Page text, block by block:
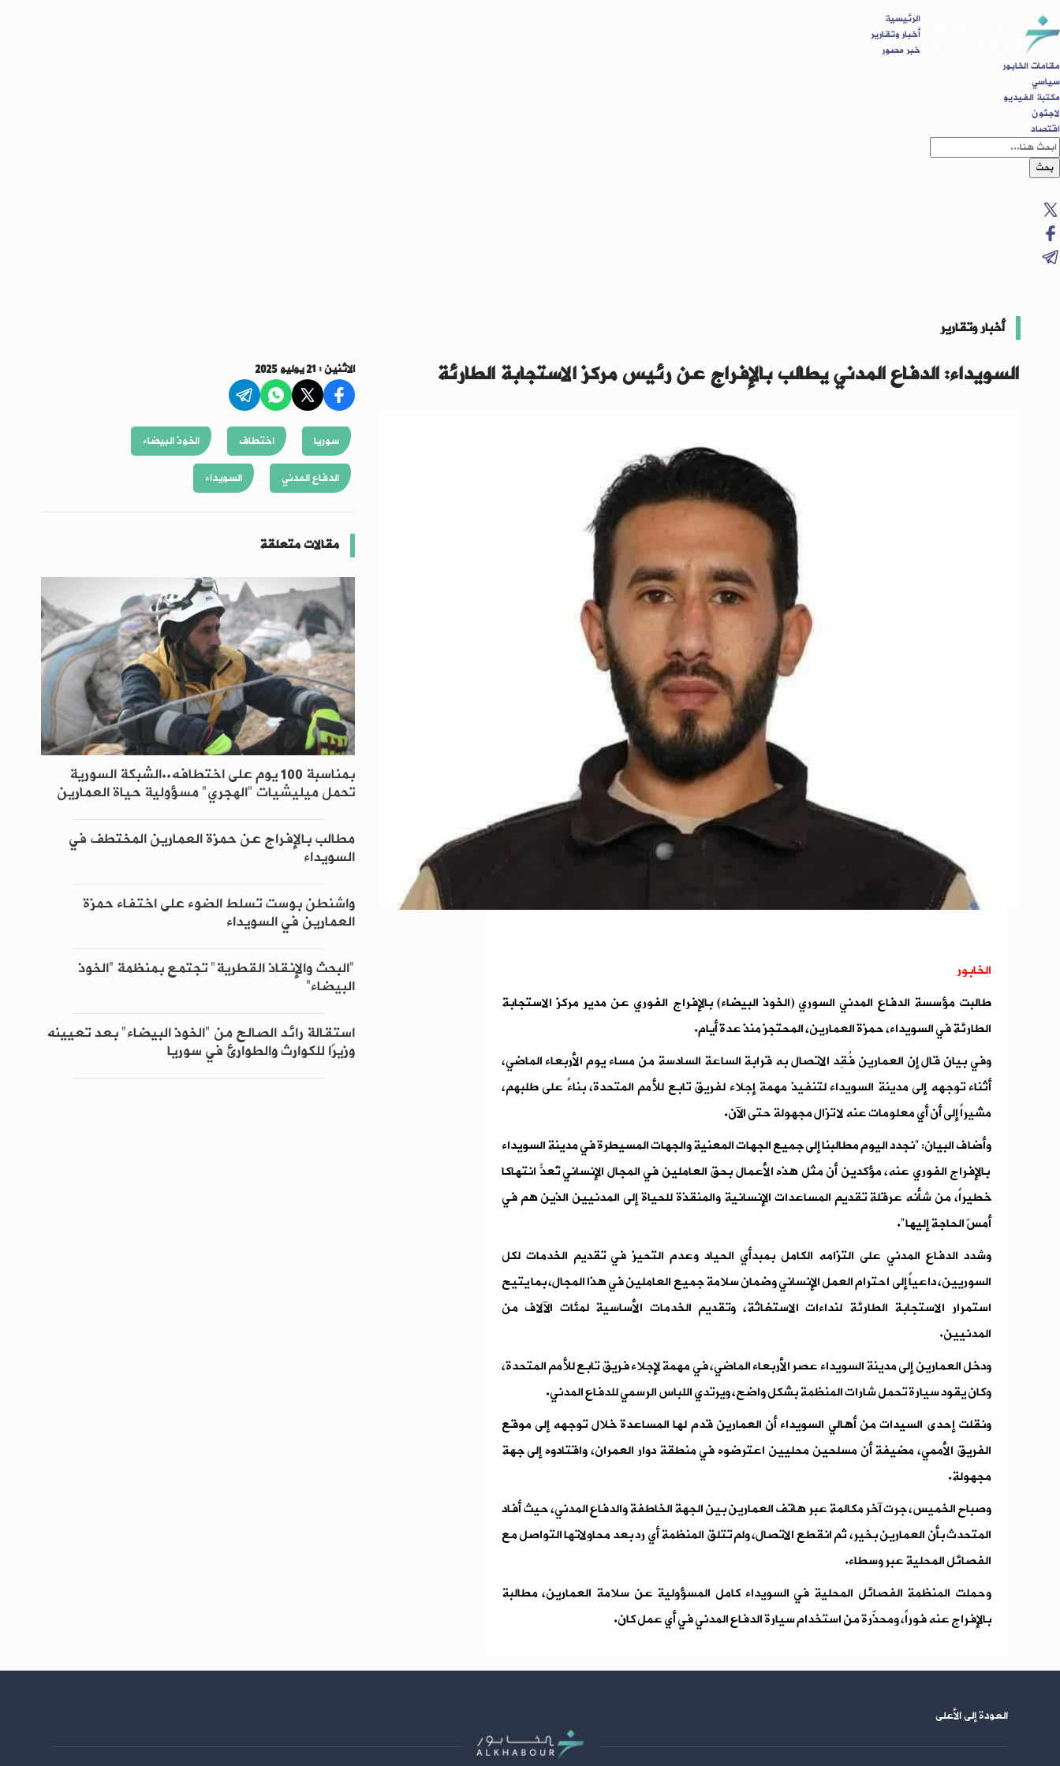
الرئيسية
أخبار وتقارير
خبر مصور
مقامات الخابور
سياسي
مكتبة الفيديو
لاجئون
اقتصاد
بحث
أخبار وتقارير
السويداء: الدفاع المدني يطالب بالإفراج عن رئيس مركز الاستجابة الطارئة
الخابور
طالبت مؤسسة الدفاع المدني السوري (الخوذ البيضاء) بالإفراج الفوري عن مدير مركز الاستجابة
الطارئة في السويداء، حمزة العمارين، المحتجز منذ عدة أيام.
وفي بيان قال إن العمارين فُقِد الاتصال به قرابة الساعة السادسة من مساء يوم الأربعاء الماضي،
أثناء توجهه إلى مدينة السويداء لتنفيذ مهمة إجلاء لفريق تابع للأمم المتحدة، بناءً على طلبهم،
مشيراً إلى أن أي معلومات عنه لا تزال مجهولة حتى الآن.
وأضاف البيان: "نجدد اليوم مطالبنا إلى جميع الجهات المعنية والجهات المسيطرة في مدينة السويداء
بالإفراج الفوري عنه، مؤكدين أن مثل هذه الأعمال بحق العاملين في المجال الإنساني تُعدّ انتهاكاً
خطيراً، من شأنه عرقلة تقديم المساعدات الإنسانية والمنقذة للحياة إلى المدنيين الذين هم في
أمسّ الحاجة إليها".
وشدد الدفاع المدني على التزامه الكامل بمبدأي الحياد وعدم التحيز في تقديم الخدمات لكل
السوريين، داعياً إلى احترام العمل الإنساني وضمان سلامة جميع العاملين في هذا المجال، بما يتيح
استمرار الاستجابة الطارئة لنداءات الاستغاثة، وتقديم الخدمات الأساسية لمئات الآلاف من
المدنيين.
ودخل العمارين إلى مدينة السويداء عصر الأربعاء الماضي، في مهمة لإجلاء فريق تابع للأمم المتحدة،
وكان يقود سيارة تحمل شارات المنظمة بشكل واضح، ويرتدي اللباس الرسمي للدفاع المدني.
ونقلت إحدى السيدات من أهالي السويداء أن العمارين قدم لها المساعدة خلال توجهه إلى موقع
الفريق الأممي، مضيفة أن مسلحين محليين اعترضوه في منطقة دوار العمران، واقتادوه إلى جهة
مجهولة.
وصباح الخميس، جرت آخر مكالمة عبر هاتف العمارين بين الجهة الخاطفة والدفاع المدني، حيث أفاد
المتحدث بأن العمارين بخير، ثم انقطع الاتصال، ولم تتلق المنظمة أي رد بعد محاولاتها التواصل مع
الفصائل المحلية عبر وسطاء.
وحملت المنظمة الفصائل المحلية في السويداء كامل المسؤولية عن سلامة العمارين، مطالبة
بالإفراج عنه فوراً، ومحذّرة من استخدام سيارة الدفاع المدني في أي عمل كان.
الاثنين : 21 يوليو 2025
سوريا اختطاف
الخوذ البيضاء
الدفاع المدني
السويداء
مقالات متعلقة
بمناسبة 100 يوم على اختطافه..الشبكة السورية
تحمل ميليشيات "الهجري" مسؤولية حياة العمارين
مطالب بالإفراج عن حمزة العمارين المختطف في
السويداء
واشنطن بوست تسلط الضوء على اختفاء حمزة
العمارين في السويداء
"البحث والإنقاذ القطرية" تجتمع بمنظمة “الخوذ
البيضاء”
استقالة رائد الصالح من "الخوذ البيضاء" بعد تعيينه
وزيرًا للكوارث والطوارئ في سوريا
العودة إلى الأعلى